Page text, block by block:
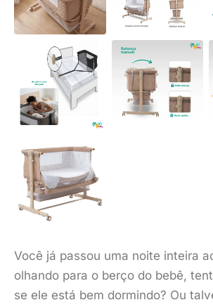
Você já passou uma noite inteira
olhando para o berço do bebê,
se ele está bem dormindo? Ou